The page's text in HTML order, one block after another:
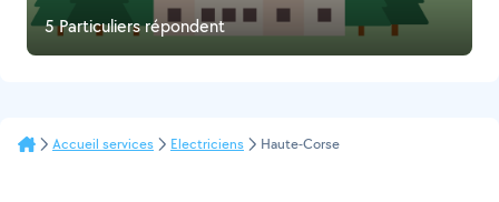
5 Particuliers répondent
Accueil services Electriciens Haute-Corse